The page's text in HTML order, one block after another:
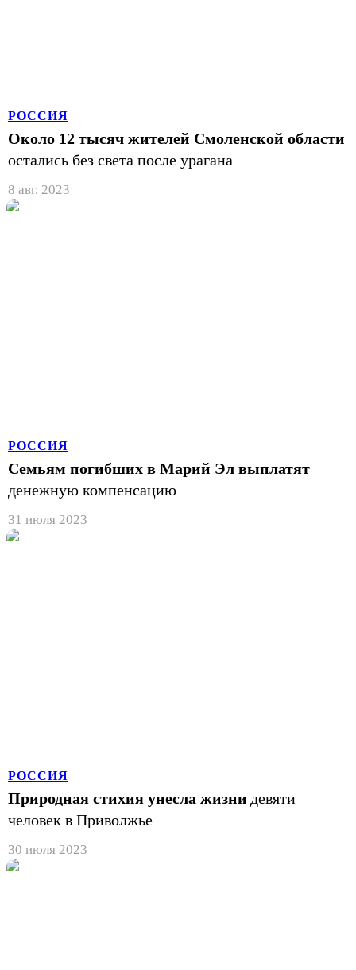
РОССИЯ
Около 12 тысяч жителей Смоленской области
остались без света после урагана
8 авг. 2023
РОССИЯ
Семьям погибших в Марий Эл выплатят
денежную компенсацию
31 июля 2023
РОССИЯ
Природная стихия унесла жизни девяти
человек в Приволжье
30 июля 2023